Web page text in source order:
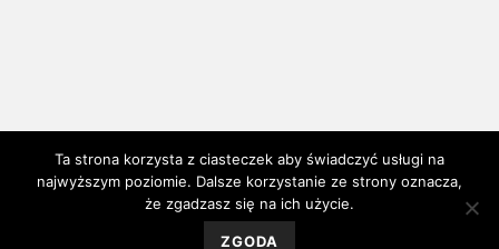
Ta strona korzysta z ciasteczek aby świadczyć usługi na
najwyższym poziomie. Dalsze korzystanie ze strony oznacza,
że zgadzasz się na ich użycie.
ZGODA